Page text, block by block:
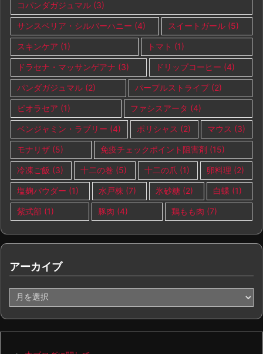
コパンダガジュマル (3)
サンスベリア・シルバーハニー (4) スイートガール (5)
スキンケア (1) トマト (1)
ドラセナ・マッサンゲアナ (3) ドリップコーヒー (4)
パンダガジュマル (2) パープルストライプ(2)
ビオラセア (1) ファシスアータ (4)
ベンジャミン・ラブリー (4) ポリシャス (2) マウス (3)
モナリザ (5) 免疫チェックポイント阻害剤 (15)
冷凍ご飯 (3) 十二の巻 (5) 十二の爪 (1) 卵料理 (2)
塩麹パウダー (1) 水戸株 (7) 氷砂糖 (2) 白蝶 (1)
紫式部 (1) 豚肉 (4) 鶏もも肉 (7)
アーカイブ
ー